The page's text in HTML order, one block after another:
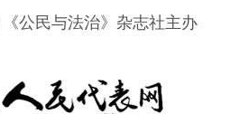
公民与法治》杂志社主办